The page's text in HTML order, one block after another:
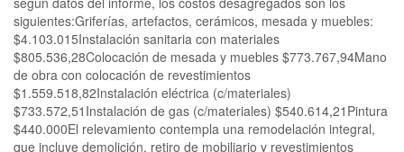
siguientes:Griferías, artefactos, cerámicos, mesada y muebles:
$4.103.015Instalación sanitaria con materiales
$805.536,28Colocación de mesada y muebles $773.767,94Mano
de obra con colocación de revestimientos
$1.559.518,82Instalación eléctrica (c/materiales)
$733.572,51Instalación de gas (c/materiales) $540.614,21Pintura
$440.000El relevamiento contempla una remodelación integral,
que incluye demolición, retiro de mobiliario y revestimientos